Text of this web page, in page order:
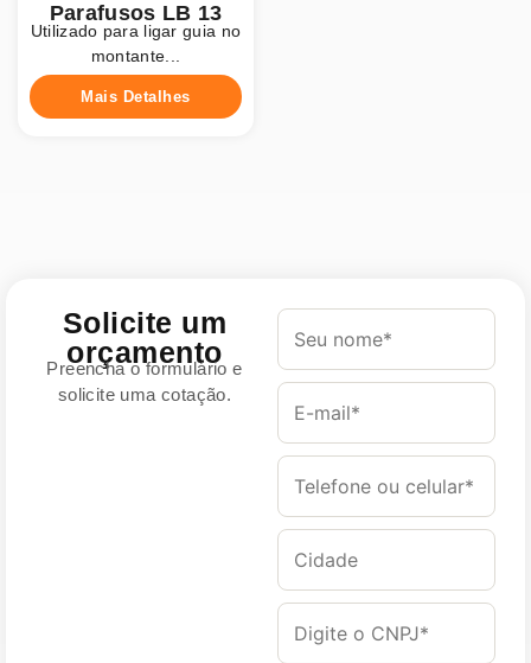
Parafusos LB 13
Utilizado para ligar guia no
montante...
Mais Detalhes
Solicite um
orçamento
Preencha o formulário e
solicite uma cotação.